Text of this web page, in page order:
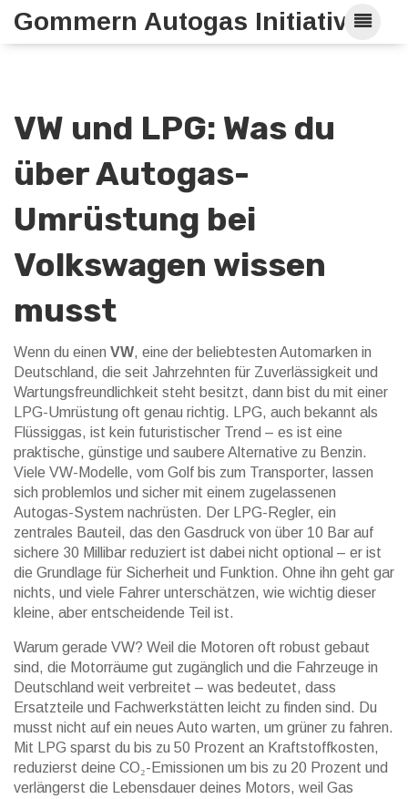
Gommern Autogas Initiative
VW und LPG: Was du
über Autogas-
Umrüstung bei
Volkswagen wissen
musst
Wenn du einen VW, eine der beliebtesten Automarken in
Deutschland, die seit Jahrzehnten für Zuverlässigkeit und
Wartungsfreundlichkeit steht besitzt, dann bist du mit einer
LPG-Umrüstung oft genau richtig. LPG, auch bekannt als
Flüssiggas, ist kein futuristischer Trend – es ist eine
praktische, günstige und saubere Alternative zu Benzin.
Viele VW-Modelle, vom Golf bis zum Transporter, lassen
sich problemlos und sicher mit einem zugelassenen
Autogas-System nachrüsten. Der
LPG-Regler, ein
zentrales Bauteil, das den Gasdruck von über 10 Bar auf
sichere 30 Millibar reduziert ist dabei nicht optional – er ist
die Grundlage für Sicherheit und Funktion. Ohne ihn geht gar
nichts, und viele Fahrer unterschätzen, wie wichtig dieser
kleine, aber entscheidende Teil ist.
Warum gerade VW? Weil die Motoren oft robust gebaut
sind, die Motorräume gut zugänglich und die Fahrzeuge in
Deutschland weit verbreitet – was bedeutet, dass
Ersatzteile und Fachwerkstätten leicht zu finden sind. Du
musst nicht auf ein neues Auto warten, um grüner zu fahren.
Mit LPG sparst du bis zu 50 Prozent an Kraftstoffkosten,
reduzierst deine CO₂-Emissionen um bis zu 20 Prozent und
verlängerst die Lebensdauer deines Motors, weil Gas